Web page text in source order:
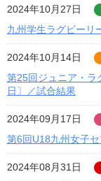
2024年10月27日
九州学生ラグビーリ
2024年10月14日
第25回ジュニア・ラ
日〕／試合結果
2024年09月17日
第6回U18九州女子
2024年08月31日